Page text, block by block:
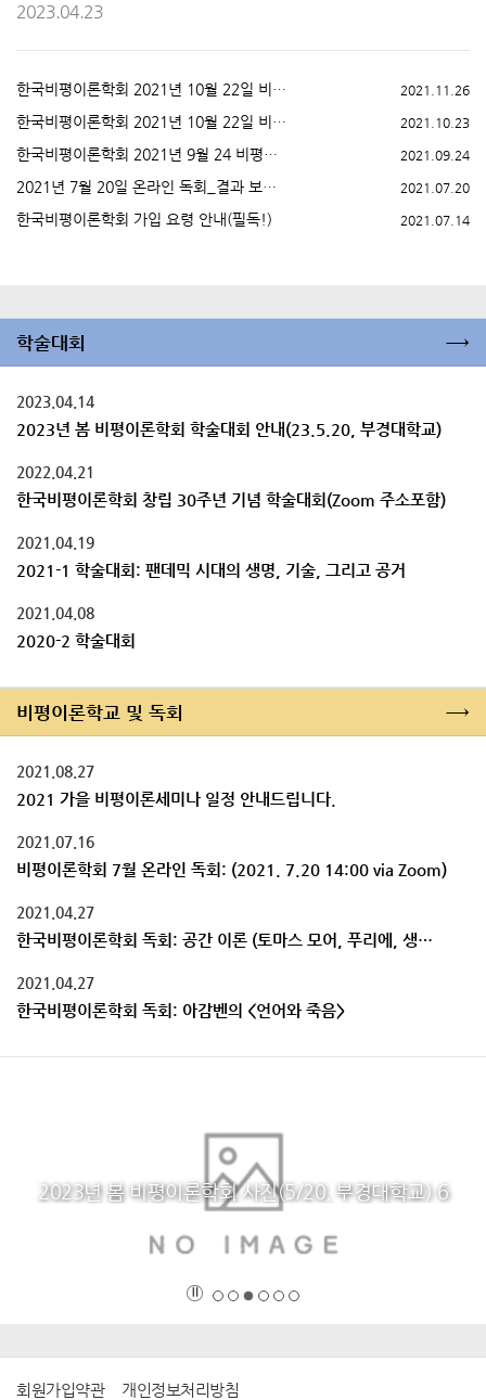
2023.04.23
한국비평이론학회 2021년 10월 22일 비평이론 세미나 3 (결과 보고서 및 녹화본 동영상 링크 공유) 2021.11.26
한국비평이론학회 2021년 10월 22일 비평이론 세미나 2 (결과 보고서 및 녹화본 동영상 링크 공유) 2021.10.23
한국비평이론학회 2021년 9월 24 비평이론 세미나 1 (결과 보고서 및 녹화본 동영상 링크 공유) 2021.09.24
2021년 7월 20일 온라인 독회_결과 보고서 2021.07.20
한국비평이론학회 가입 요령 안내(필독!) 2021.07.14
학술대회 →
2023.04.14
2023년 봄 비평이론학회 학술대회 안내(23.5.20, 부경대학교)
2022.04.21
한국비평이론학회 창립 30주년 기념 학술대회(Zoom 주소포함)
2021.04.19
2021-1 학술대회: 팬데믹 시대의 생명, 기술, 그리고 공거
2021.04.08
2020-2 학술대회
비평이론학교 및 독회 →
2021.08.27
2021 가을 비평이론세미나 일정 안내드립니다.
2021.07.16
비평이론학회 7월 온라인 독회: (2021. 7.20 14:00 via Zoom)
2021.04.27
한국비평이론학회 독회: 공간 이론 (토마스 모어, 푸리에, 생시몽, 오웬, 벨라미, 엥겔스, 블로흐, 르페브르, 프레드릭 제임슨까지)
2021.04.27
한국비평이론학회 독회: 아감벤의 <언어와 죽음>
2023년 봄 비평이론학회 사진(5/20, 부경대학교) 6
회원가입약관 개인정보처리방침